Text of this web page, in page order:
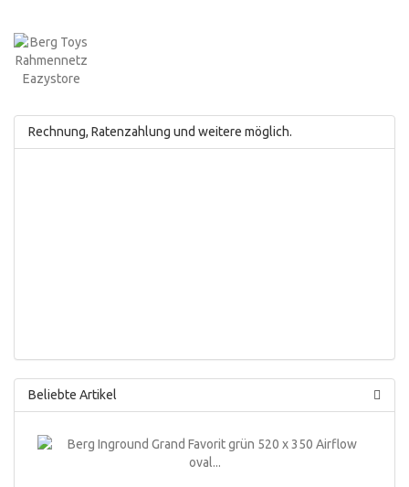
Rechnung, Ratenzahlung und weitere möglich.
Beliebte Artikel